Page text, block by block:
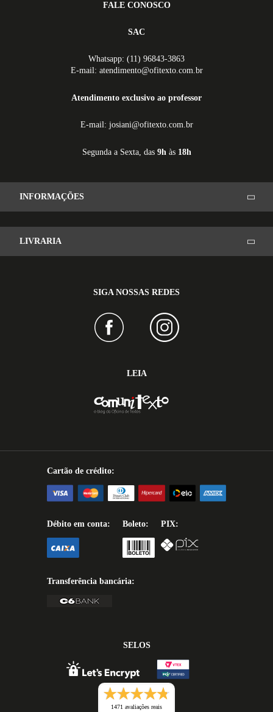
FALE CONOSCO
SAC
Whatsapp: (11) 96843-3863
E-mail: atendimento@ofitexto.com.br
Atendimento exclusivo ao professor
E-mail: josiani@ofitexto.com.br
Segunda a Sexta, das 9hàs 18h
INFORMAÇÕES
LIVRARIA
SIGA NOSSAS REDES
LEIA
Cartão de crédito:
Débito em conta: Boleto: PIX:
Transferência bancária:
SELOS
1471 avaliações reais